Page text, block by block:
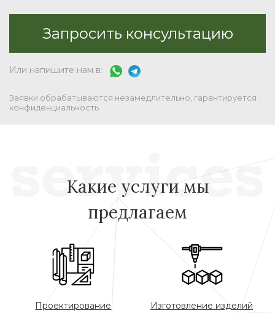
Или напишите нам в:
Заявки обрабатываются незамедлительно, гарантируется
конфиденциальность
Какие услуги мы
предлагаем
Проектирование
Изготовление изделий